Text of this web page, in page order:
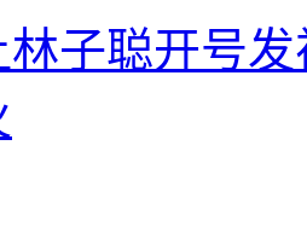
林子聪开号